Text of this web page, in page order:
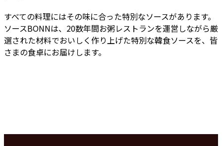
すべての料理にはその味に合った特別なソースがあります。
ソースBONNは、20数年間お粥レストランを運営しながら厳
選された材料でおいしく作り上げた特別な韓食ソースを、皆
さまの食卓にお届けします。